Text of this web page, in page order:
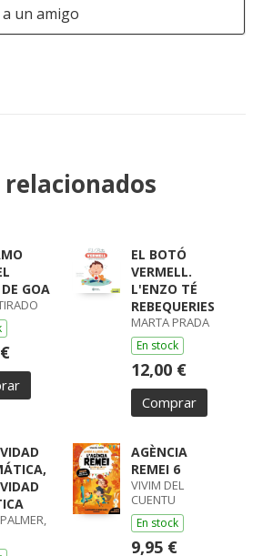
un amigo
GOA
EL BOTÓ
VERMELL.
L'ENZO TÉ
REBEQUERIES
MARTA PRADA
En stock
12,00 €
Comprar
AGÈNCIA
REMEI 6
VIVIM DEL
CUENTU
En stock
9,95 €